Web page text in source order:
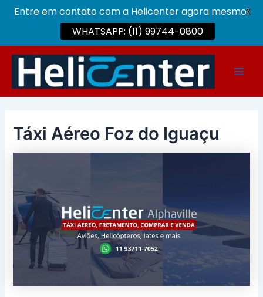
conteúdo
Táxi Aéreo Foz do Iguaçu
Entre em contato com a Helicenter agora mesmo!
WHATSAPP: (11) 99744-0800
X